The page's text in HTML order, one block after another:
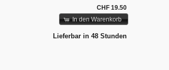
CHF 19.50
In den Warenkorb
Lieferbar in 48 Stunden